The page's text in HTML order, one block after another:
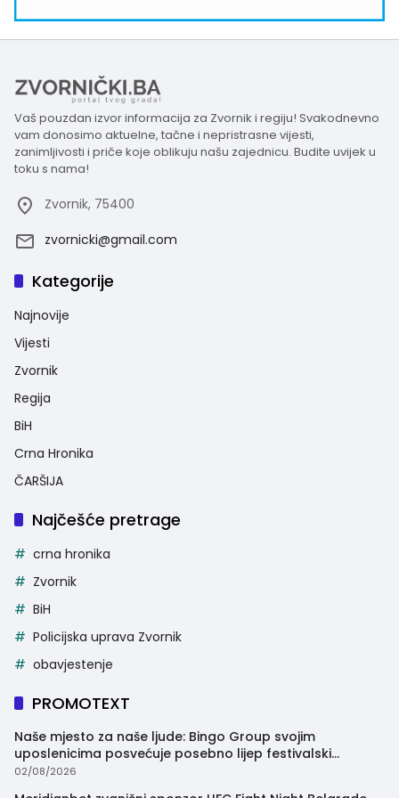
Vaš pouzdan izvor informacija za Zvornik i regiju! Svakodnevno
vam donosimo aktuelne, tačne i nepristrasne vijesti,
zanimljivosti i priče koje oblikuju našu zajednicu. Budite uvijek u
toku s nama!
Zvornik, 75400
zvornicki@gmail.com
Kategorije
Najnovije
Vijesti
Zvornik
Regija
BiH
Crna Hronika
ČARŠIJA
Najčešće pretrage
crna hronika
Zvornik
BiH
Policijska uprava Zvornik
obavjestenje
PROMOTEXT
Naše mjesto za naše ljude: Bingo Group svojim
uposlenicima posvećuje posebno lijep festivalski
trenutak
02/08/2026